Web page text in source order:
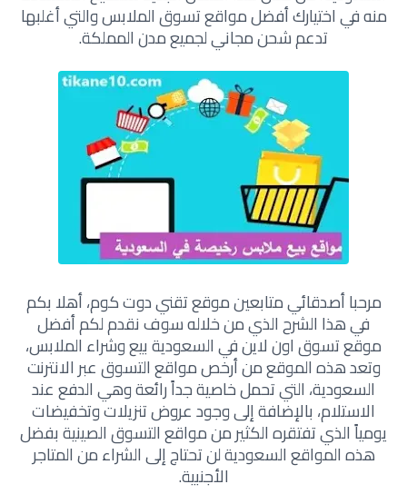
منه في اختيارك أفضل مواقع تسوق الملابس والتي أغلبها
تدعم شحن مجاني لجميع مدن المملكة.
مرحبا أصدقائي متابعين موقع تقني دوت كوم، أهلا بكم
في هذا الشرح الذي من خلاله سوف نقدم لكم أفضل
موقع تسوق اون لاين في السعودية بيع وشراء الملابس،
وتعد هذه الموقع من أرخص مواقع التسوق عبر الانترنت
السعودية، التي تحمل خاصية جداً رائعة وهي الدفع عند
الاستلام، بالإضافة إلى وجود عروض تنزيلات وتخفيضات
يومياً الذي تفتقره الكثير من مواقع التسوق الصينية بفضل
هذه المواقع السعودية لن تحتاج إلى الشراء من المتاجر
الأجنبية.